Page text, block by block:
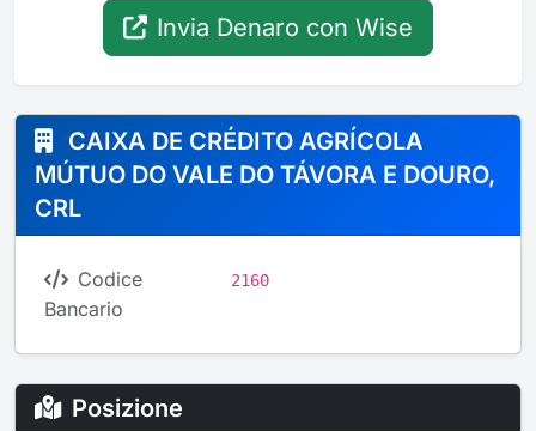
Invia Denaro con Wise
CAIXA DE CRÉDITO AGRÍCOLA
MÚTUO DO VALE DO TÁVORA E DOURO,
CRL
Codice
Bancario
2160
Posizione